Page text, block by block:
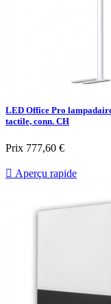
LED Office Pro
tactile, conn. CH
Prix 777,60 €
 Aperçu rapide